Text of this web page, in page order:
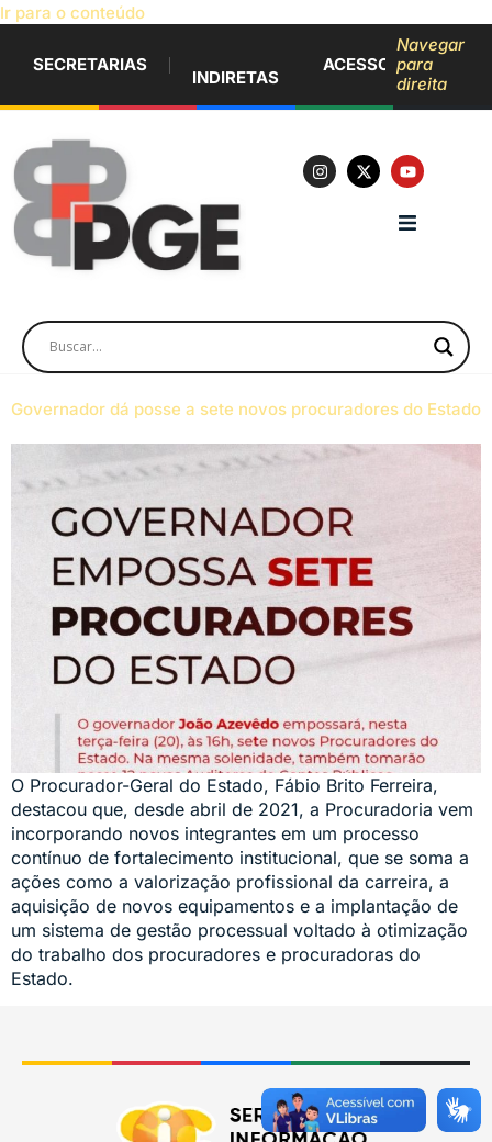
Ir para o conteúdo
SECRETARIAS
INDIRETAS
ACESSO À
Navegar
para
direita
Governador dá posse a sete novos procuradores do Estado
O Procurador-Geral do Estado, Fábio Brito Ferreira,
destacou que, desde abril de 2021, a Procuradoria vem
incorporando novos integrantes em um processo
contínuo de fortalecimento institucional, que se soma a
ações como a valorização profissional da carreira, a
aquisição de novos equipamentos e a implantação de
um sistema de gestão processual voltado à otimização
do trabalho dos procuradores e procuradoras do
Estado.